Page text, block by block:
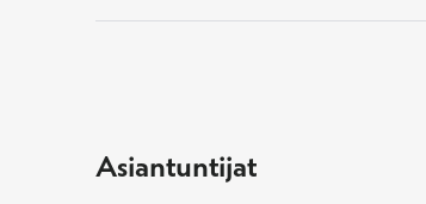
Asiantuntijat